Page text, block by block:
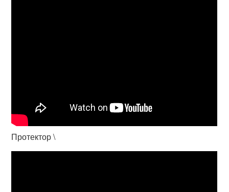
Протектор \